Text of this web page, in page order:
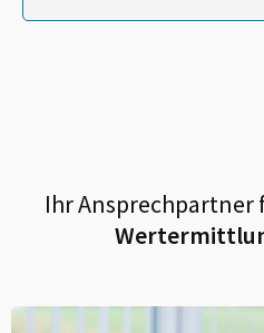
Ihr Ansprechpartner